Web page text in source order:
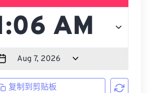
复制到剪贴板